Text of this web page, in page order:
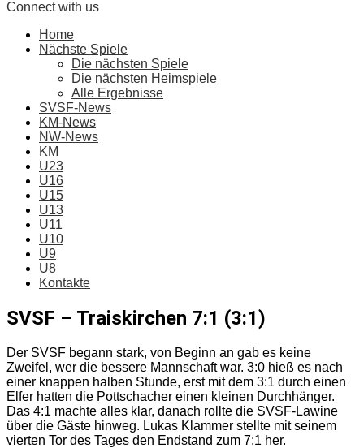
Connect with us
Home
Nächste Spiele
Die nächsten Spiele
Die nächsten Heimspiele
Alle Ergebnisse
SVSF-News
KM-News
NW-News
KM
U23
U16
U15
U13
U11
U10
U9
U8
Kontakte
SVSF – Traiskirchen 7:1 (3:1)
Der SVSF begann stark, von Beginn an gab es keine
Zweifel, wer die bessere Mannschaft war. 3:0 hieß es nach
einer knappen halben Stunde, erst mit dem 3:1 durch einen
Elfer hatten die Pottschacher einen kleinen Durchhänger.
Das 4:1 machte alles klar, danach rollte die SVSF-Lawine
über die Gäste hinweg. Lukas Klammer stellte mit seinem
vierten Tor des Tages den Endstand zum 7:1 her.